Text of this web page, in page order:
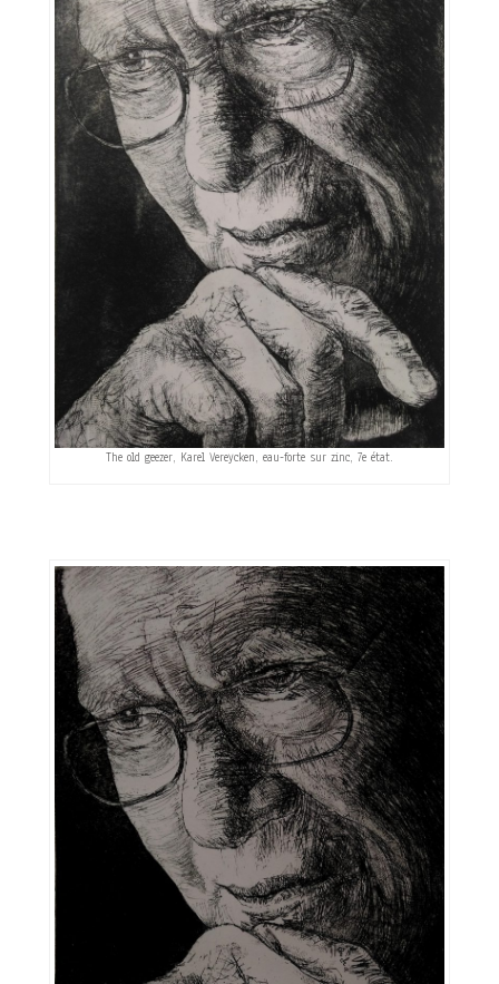
The old geezer, Karel Vereycken, eau-forte sur zinc, 7e état.